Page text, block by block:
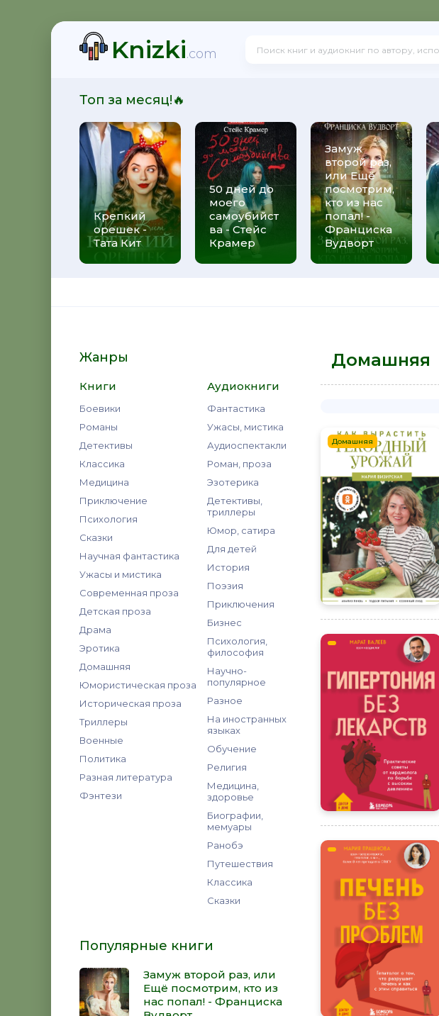
Knizki.com
Топ за месяц!🔥
Крепкий
орешек -
Тата Кит
50 дней до
моего
самоубийст
ва - Стейс
Крамер
Замуж
второй раз,
или Ещё
посмотрим,
кто из нас
попал! -
Франциска
Вудворт
Жанры
Книги
Боевики
Романы
Детективы
Классика
Медицина
Приключение
Психология
Сказки
Научная фантастика
Ужасы и мистика
Современная проза
Детская проза
Драма
Эротика
Домашняя
Юмористическая проза
Историческая проза
Триллеры
Военные
Политика
Разная литература
Фэнтези
Аудиокниги
Фантастика
Ужасы, мистика
Аудиоспектакли
Роман, проза
Эзотерика
Детективы,
триллеры
Юмор, сатира
Для детей
История
Поэзия
Приключения
Бизнес
Психология,
философия
Научно-
популярное
Разное
На иностранных
языках
Обучение
Религия
Медицина,
здоровье
Биографии,
мемуары
Ранобэ
Путешествия
Классика
Сказки
Популярные книги
Замуж второй раз, или
Ещё посмотрим, кто из
нас попал! - Франциска
Домашняя
Домашняя